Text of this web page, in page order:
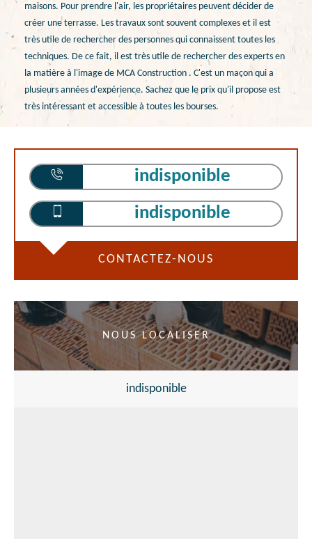
maisons. Pour prendre l'air, les propriétaires peuvent décider de
créer une terrasse. Les travaux sont souvent complexes et il est
très utile de rechercher des personnes qui connaissent toutes les
techniques. De ce fait, il est très utile de rechercher des experts en
la matière à l'image de MCA Construction . C'est un maçon qui a
plusieurs années d'expérience. Sachez que le prix qu'il propose est
très intéressant et accessible à toutes les bourses.
indisponible
indisponible
CONTACTEZ-NOUS
NOUS LOCALISER
indisponible